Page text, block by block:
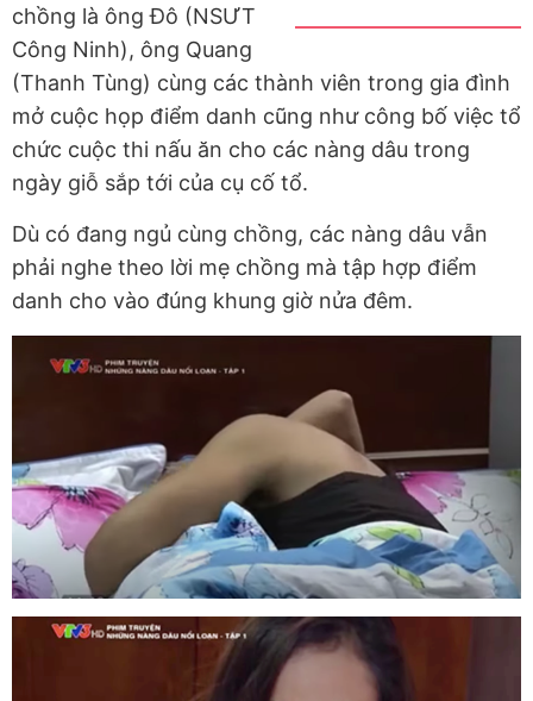
chồng là ông Đô (NSƯT
Công Ninh), ông Quang
(Thanh Tùng) cùng các thành viên trong gia đình
mở cuộc họp điểm danh cũng như công bố việc tổ
chức cuộc thi nấu ăn cho các nàng dâu trong
ngày giỗ sắp tới của cụ cố tổ.
Dù có đang ngủ cùng chồng, các nàng dâu vẫn
phải nghe theo lời mẹ chồng mà tập hợp điểm
danh cho vào đúng khung giờ nửa đêm.